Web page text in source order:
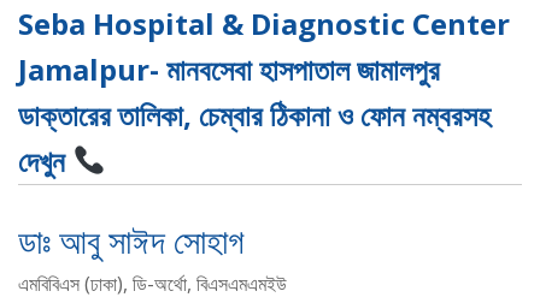
Seba Hospital & Diagnostic Center
Jamalpur- মানবসেবা হাসপাতাল জামালপুর
ডাক্তারের তালিকা, চেম্বার ঠিকানা ও ফোন নম্বরসহ
দেখুন
ডাঃ আবু সাঈদ সোহাগ
এমবিবিএস (ঢাকা), ডি-অর্থো, বিএসএমএমইউ